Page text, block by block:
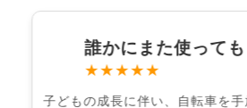
誰かにまた使っても
★★★★★
子どもの成長に伴い、自転車を